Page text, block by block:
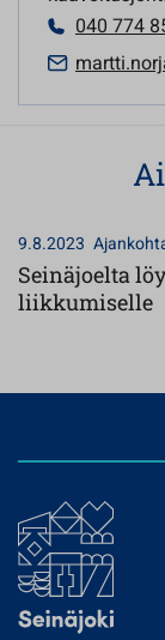
040 774
9.8.2023
Seinäjoelta
liikkumiselle